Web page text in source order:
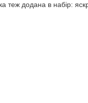
теж додана в набір: